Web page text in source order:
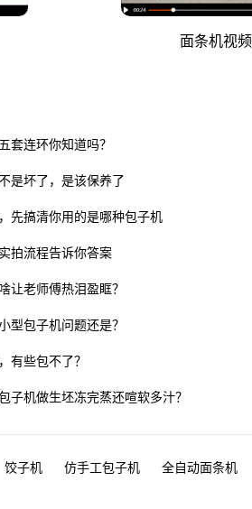
面条机视频
套连环你知道吗？
是坏了，是该保养了
先搞清你用的是哪种包子机
拍流程告诉你答案
让老师傅热泪盈眶？
型包子机问题还是？
有些包不了？
子机做生坯冻完蒸还喧软多汁？
饺子机 仿手工包子机 全自动面条机